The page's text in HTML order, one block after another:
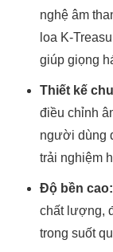
nghệ âm
loa K-
giúp giọng
Thiết kế
điều chỉnh
người dùng
trải nghiệm
Độ bền cao:
chất lượng,
trong suốt